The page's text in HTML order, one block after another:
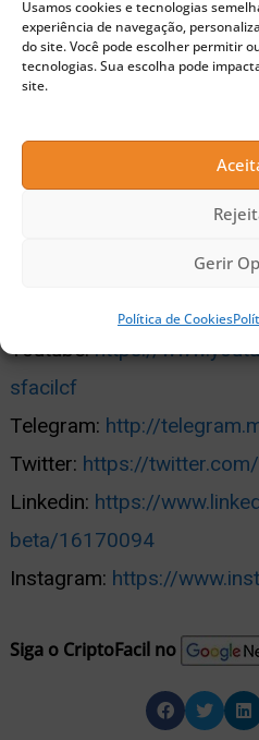
Usamos cookies e tecnologias
experiência de navegação,
do site. Você pode escolher permitir
tecnologias. Sua escolha pode
site.
Gerir
Política de Cookies
integridade das
portanto, não será
perdas incorridas.
Para mais notícias
Altcoins e Blockchain
https://
Youtube:https://
sfacilcf
Telegram: http://
Twitter: https://
Linkedin: https://
beta/16170094
Instagram: https://
Siga o CriptoFacil no